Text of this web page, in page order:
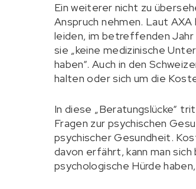
Ein weiterer nicht zu
Anspruch nehmen. Laut
leiden, im betreffenden Jahr
sie „keine medizinische
haben“. Auch in den
halten oder sich um die
In diese „Beratungslücke“
Fragen zur psychischen
psychischer Gesundheit.
davon erfährt, kann man
psychologische Hürde